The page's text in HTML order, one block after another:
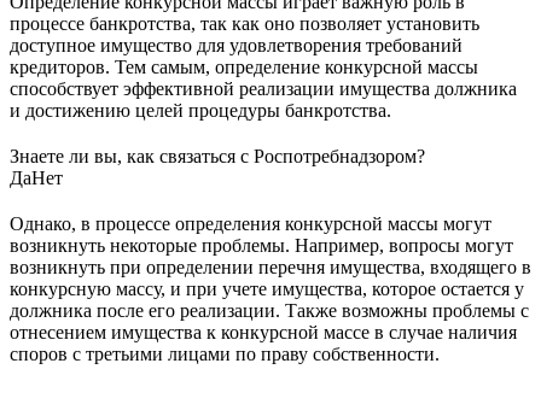
процессе банкротства, так как оно позволяет установить
доступное имущество для удовлетворения требований
кредиторов. Тем самым, определение конкурсной массы
способствует эффективной реализации имущества должника
и достижению целей процедуры банкротства.
Знаете ли вы, как связаться с Роспотребнадзором?
ДаНет
Однако, в процессе определения конкурсной массы могут
возникнуть некоторые проблемы. Например, вопросы могут
возникнуть при определении перечня имущества, входящего в
конкурсную массу, и при учете имущества, которое остается у
должника после его реализации. Также возможны проблемы с
отнесением имущества к конкурсной массе в случае наличия
споров с третьими лицами по праву собственности.